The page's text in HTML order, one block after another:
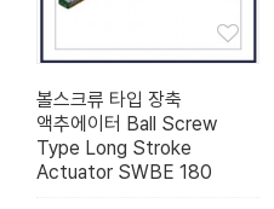
볼스크류 타입 장축
액추에이터 Ball Screw
Type Long Stroke
Actuator SWBE 180